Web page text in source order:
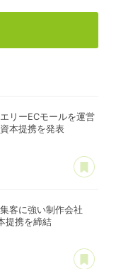
リーECモールを運営
本提携を発表
客に強い制作会社
提携を締結